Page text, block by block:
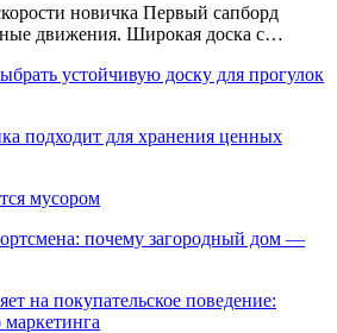
новичка Первый сапборд
движения. Широкая доска с…
устойчивую доску для прогулок
подходит для хранения ценных
мусором
почему загородный дом —
на покупательское поведение: